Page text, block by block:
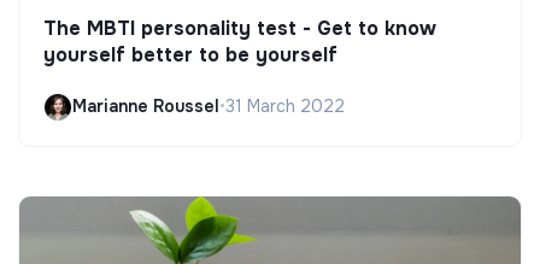
The MBTI personality test - Get to know
yourself better to be yourself
Marianne Roussel•31 March 2022